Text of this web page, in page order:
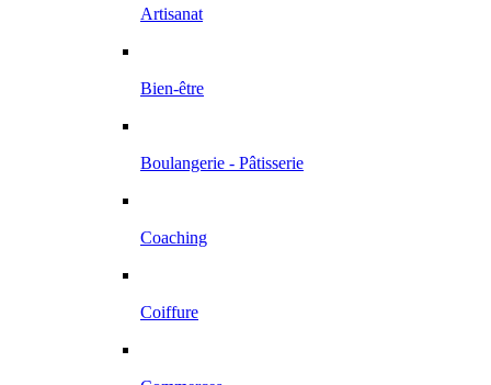
Artisanat
Bien-être
Boulangerie - Pâtisserie
Coaching
Coiffure